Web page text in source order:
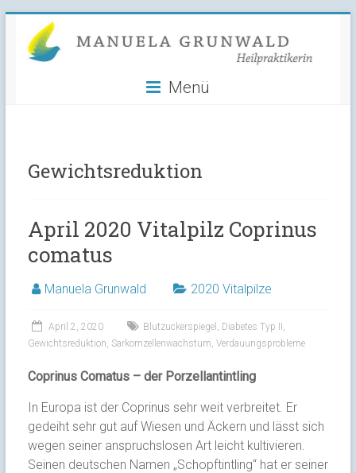
content
Manuela
Grunwald
Menü
Gewichtsreduktion
April 2020 Vitalpilz Coprinus
comatus
Manuela Grunwald 2020 Vitalpilze
April 2, 2020 Blutzuckerspiegel Diabetes Typ II
Gewichtsreduktion Sarkomzellenwachstum Verdauungsprobleme
Coprinus Comatus – der Porzellantintling
In Europa ist der Coprinus sehr weit verbreitet. Er
gedeiht sehr gut auf Wiesen und Äckern und lässt sich
wegen seiner anspruchslosen Art leicht kultivieren.
Seinen deutschen Namen „Schopftintling“ hat er seiner